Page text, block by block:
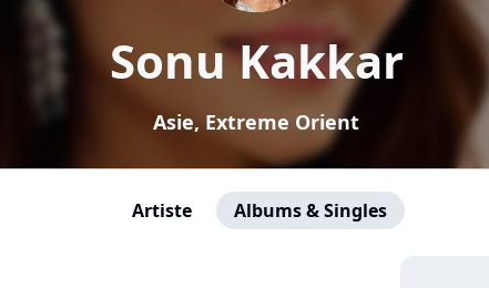
Sonu Kakkar
Asie, Extreme Orient
Artiste Albums & Singles